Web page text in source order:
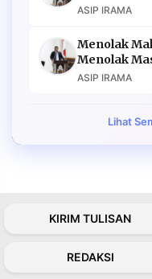
ASIP IRAMA
Menolak
Menolak
ASIP IRAMA
Lihat
KIRIM TULISAN
REDAKSI